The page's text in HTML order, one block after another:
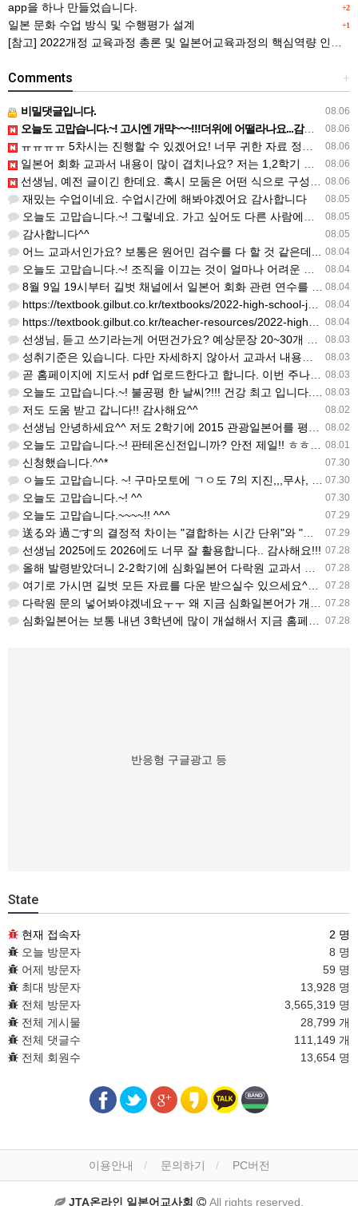
+2
app을 하나 만들었습니다.
+1
일본 문화 수업 방식 및 수행평가 설계
[참고] 2022개정 교육과정 총론 및 일본어교육과정의 핵심역량 인포그래픽 이미지 자료 사례(AI활용)
+
Comments
08.06
비밀댓글입니다.
08.06
오늘도 고맙습니다.~! 고시엔 개먁~~~!!!더위에 어떨라나요...감사합니다. ^^
08.06
ㅠㅠㅠㅠ 5차시는 진행할 수 있겠어요! 너무 귀한 자료 정말 감사합니다!!!
08.06
일본어 회화 교과서 내용이 많이 겹치나요? 저는 1,2학기 출판사가 달라서인지, 회화 단어와 분량이 더 많다…
08.06
선생님, 예전 글이긴 한데요. 혹시 모둠은 어떤 식으로 구성하셨을까요? 진단평가를 보시고 모둠장(도우미학생)…
08.05
재밌는 수업이네요. 수업시간에 해봐야겠어요 감사합니다
08.05
오늘도 고맙습니다.~! 그렇네요. 가고 싶어도 다른 사람에게 민폐는 안되는 것... 감사해요. ^^
08.05
감사합니다^^
08.04
어느 교과서인가요? 보통은 원어민 검수를 다 할 것 같은데...
08.04
오늘도 고맙습니다.~! 조직을 이끄는 것이 얼마나 어려운 일일까요? 우선 봉사하는 마음이 필요!!! 감사해요…
08.04
8월 9일 19시부터 길벗 채널에서 일본어 회화 관련 연수를 저작 직강으로 한다고 합니다. 많이 도움이 되실…
08.04
https://textbook.gilbut.co.kr/textbooks/2022-high-school-jap…
08.04
https://textbook.gilbut.co.kr/teacher-resources/2022-high-sc…
08.03
선생님, 듣고 쓰기라는게 어떤건가요? 예상문장 20~30개 중 몇개를 틀어주고 들리는대로 쓰는 건가요? 자세…
08.03
성취기준은 있습니다. 다만 자세하지 않아서 교과서 내용에 맞게 좀 더 구체적으로 재구조화를 하신 선생님이 계…
08.03
곧 홈페이지에 지도서 pdf 업로드한다고 합니다. 이번 주나 다음 주에 e-book 기반 전자저작물도 업로드…
08.03
오늘도 고맙습니다.~! 불공평 한 날씨?!!! 건강 최고 입니다. ^^
08.02
저도 도움 받고 갑니다!! 감사해요^^
08.02
선생님 안녕하세요^^ 저도 2학기에 2015 관광일본어를 평가계획을 세우려고 하는데. ..아무리 찾아도 없어…
08.01
오늘도 고맙습니다.~! 판테온신전입니까? 안전 제일!! ㅎㅎ 감사해요. ^^
07.30
신청했습니다.^^*
07.30
ㅇ늘도 고맙습니다. ~! 구마모토에 ㄱㅇ도 7의 지진,,,무사, 안전을 기도 합니다. 감사해요...
07.30
오늘도 고맙습니다.~! ^^
07.29
오늘도 고맙습니다.~~~~!! ^^^
07.29
送る와 過ごす의 결정적 차이는 "결합하는 시간 단위"와 "묘사 대상"입니다. 過ごす 하루, 오후, 주말, 휴…
07.28
선생님 2025에도 2026에도 너무 잘 활용합니다.. 감사해요!!!
07.28
올해 발령받았더니 2-2학기에 심화일본어 다락원 교과서 채택되어 있네요. 저도 당장 다음달부터 수업을 해야하…
07.28
여기로 가시면 길벗 모든 자료를 다운 받으실수 있으세요^^ https://coffee-plume-710.no…
07.28
다락원 문의 넣어봐야겠네요ㅜㅜ 왜 지금 심화일본어가 개설된지는 저도 참 의문입니다... 작년에 계셨던 선생님…
07.28
심화일본어는 보통 내년 3학년에 많이 개설해서 지금 홈페이지에 없는가보네요~ 일본어랑 생활 일본어는 다 있는…
반응형 구글광고 등
State
현재 접속자
2 명
오늘 방문자
8 명
어제 방문자
59 명
최대 방문자
13,928 명
전체 방문자
3,565,319 명
전체 게시물
28,799 개
전체 댓글수
111,149 개
전체 회원수
13,654 명
이용안내 문의하기 PC버전
JTA온라인 일본어교사회 All rights reserved.